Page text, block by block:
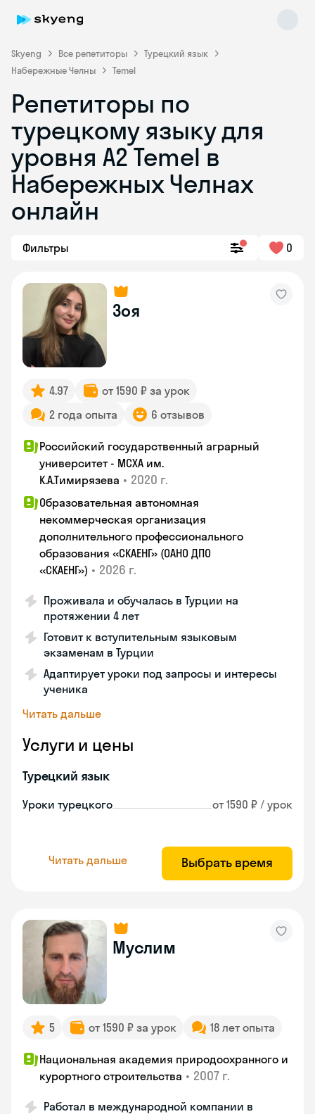
Skyeng Все репетиторы
Турецкий язык
Набережные Челны
Temel
Репетиторы по
турецкому языку для
уровня A2 Temel в
Набережных Челнах
онлайн
Фильтры 0
Зоя
4.97
от 1590 ₽ за урок
2 года опыта
6 отзывов
Российский государственный аграрный
университет - МСХА им.
К.А.Тимирязева • 2020 г.
Образовательная автономная
некоммерческая организация
дополнительного профессионального
образования «СКАЕНГ» (ОАНО ДПО
«СКАЕНГ») • 2026 г.
Проживала и обучалась в Турции на
протяжении 4 лет
Готовит к вступительным языковым
экзаменам в Турции
Адаптирует уроки под запросы и интересы
ученика
Читать дальше
Услуги и цены
Турецкий язык
Уроки турецкого от 1590 ₽ / урок
Читать дальше Выбрать время
Муслим
5 от 1590 ₽ за урок 18 лет опыта
Национальная академия природоохранного и
курортного строительства • 2007 г.
Работал в международной компании в
Skyeng Chat